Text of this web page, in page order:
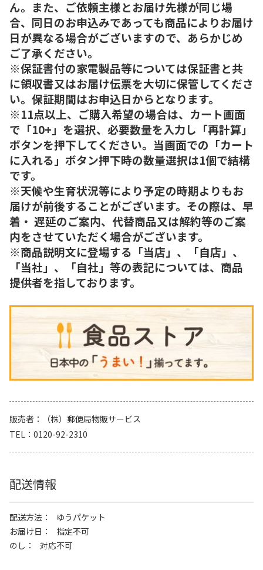
ん。また、ご依頼主様とお届け先様が同じ場
合、同日のお申込みであっても商品によりお届け
日が異なる場合がございますので、あらかじめ
ご了承ください。
※保証書付の家電製品等については保証書と共
に領収書又はお届け伝票を大切に保管してくださ
い。保証期間はお申込日からとなります。
※11点以上、ご購入希望の場合は、カート画面
で「10+」を選択、必要数量を入力し「再計算」
ボタンを押下してください。当画面での「カート
に入れる」ボタン押下時の数量選択は1個で結構
です。
※天候や生育状況等により予定の時期よりもお
届けが前後することがございます。その際は、早
着・ 遅延のご案内、代替商品又は解約等のご案
内をさせていただく場合がございます。
※商品説明文に登場する「当店」、「自店」、
「当社」、「自社」等の表記については、商品
提供者を指しております。
販売者
（株）郵便局物販サービス
TEL
0120-92-2310
配送情報
配送方法
ゆうパケット
お届け日
指定不可
のし
対応不可